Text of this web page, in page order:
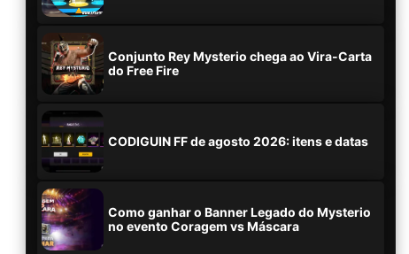
Conjunto Rey Mysterio chega ao Vira-Carta
do Free Fire
CODIGUIN FF de agosto 2026: itens e datas
Como ganhar o Banner Legado do Mysterio
no evento Coragem vs Máscara